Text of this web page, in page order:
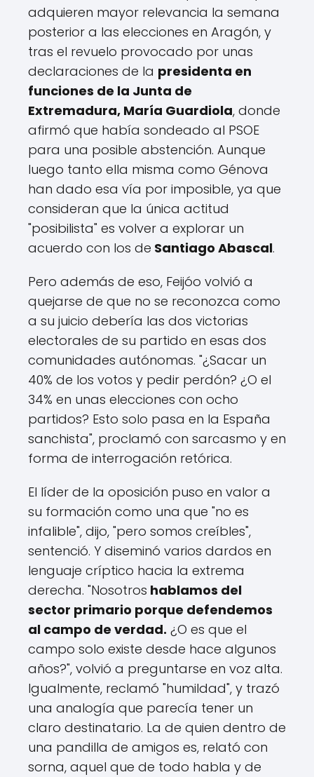
adquieren mayor relevancia la semana
posterior a las elecciones en Aragón, y
tras el revuelo provocado por unas
declaraciones de la presidenta en
funciones de la Junta de
Extremadura, María Guardiola, donde
afirmó que había sondeado al PSOE
para una posible abstención. Aunque
luego tanto ella misma como Génova
han dado esa vía por imposible, ya que
consideran que la única actitud
"posibilista" es volver a explorar un
acuerdo con los de Santiago Abascal.
Pero además de eso, Feijóo volvió a
quejarse de que no se reconozca como
a su juicio debería las dos victorias
electorales de su partido en esas dos
comunidades autónomas. "¿Sacar un
40% de los votos y pedir perdón? ¿O el
34% en unas elecciones con ocho
partidos? Esto solo pasa en la España
sanchista", proclamó con sarcasmo y en
forma de interrogación retórica.
El líder de la oposición puso en valor a
su formación como una que "no es
infalible", dijo, "pero somos creíbles",
sentenció. Y diseminó varios dardos en
lenguaje críptico hacia la extrema
derecha. "Nosotros hablamos del
sector primario porque defendemos
al campo de verdad. ¿O es que el
campo solo existe desde hace algunos
años?", volvió a preguntarse en voz alta.
Igualmente, reclamó "humildad", y trazó
una analogía que parecía tener un
claro destinatario. La de quien dentro de
una pandilla de amigos es, relató con
sorna, aquel que de todo habla y de